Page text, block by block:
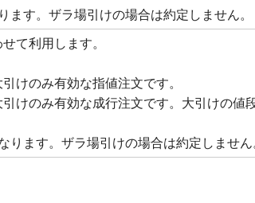
す。ザラ場引けの場合は約定しません。
て利用します。
けのみ有効な指値注文です。
けのみ有効な成行注文です。大引けの値
ます。ザラ場引けの場合は約定しません